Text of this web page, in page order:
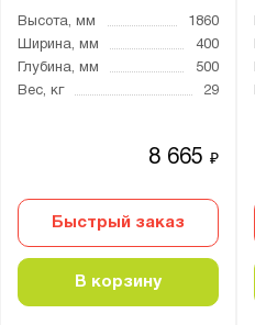
Высота, мм
1860
Ширина, мм
400
Глубина, мм
500
Вес, кг
29
8 665₽
Быстрый заказ
В корзину